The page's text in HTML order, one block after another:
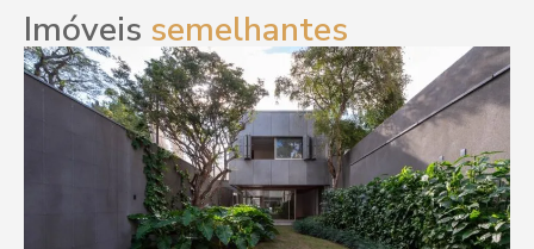
Imóveis semelhantes